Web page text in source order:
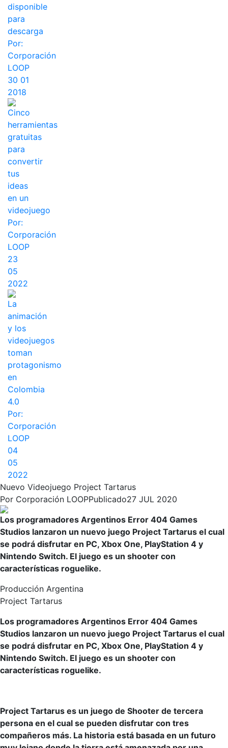
disponible
para
descarga
Por:
Corporación
LOOP
30 01
2018
Cinco
herramientas
gratuitas
para
convertir
tus
ideas
en un
videojuego
Por:
Corporación
LOOP
23
05
2022
La
animación
y los
videojuegos
toman
protagonismo
en
Colombia
4.0
Por:
Corporación
LOOP
04
05
2022
Nuevo Videojuego Project Tartarus
Por Corporación LOOPPublicado27 JUL 2020
Los programadores Argentinos Error 404 Games
Studios lanzaron un nuevo juego Project Tartarus el cual
se podrá disfrutar en PC, Xbox One, PlayStation 4 y
Nintendo Switch. El juego es un shooter con
características roguelike.
Producción Argentina
Project Tartarus
Los programadores Argentinos Error 404 Games
Studios lanzaron un nuevo juego Project Tartarus el cual
se podrá disfrutar en PC, Xbox One, PlayStation 4 y
Nintendo Switch. El juego es un shooter con
características roguelike.
Project Tartarus es un juego de Shooter de tercera
persona en el cual se pueden disfrutar con tres
compañeros más. La historia está basada en un futuro